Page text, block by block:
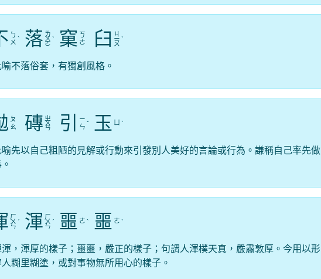
ㄅ
ㄨ ˋ 落 ㄌ
ㄨ
ㄛ
ˋ 窠 ㄎ
ㄜ
臼 ㄐ
ㄧ
ㄡ
ˋ
喻不落俗套，有獨創風格。
ㄆ
ㄠ
磚 ㄓ
ㄨ
ㄢ 引
ㄧ
ㄣ ˇ 玉 ˋ
喻先以自己粗陋的見解或行動來引發別人美好的言論或行為。謙稱自己率先做
ㄏ
ㄨ
ㄣ
ˊ 渾 ㄏ
ㄨ
ㄣ
ˊ 噩 ㄜ ˋ 噩 ㄜ ˋ
渾，渾厚的樣子；噩噩，嚴正的樣子；句謂人渾樸天真，嚴肅敦厚。今用以形
人糊里糊塗，或對事物無所用心的樣子。